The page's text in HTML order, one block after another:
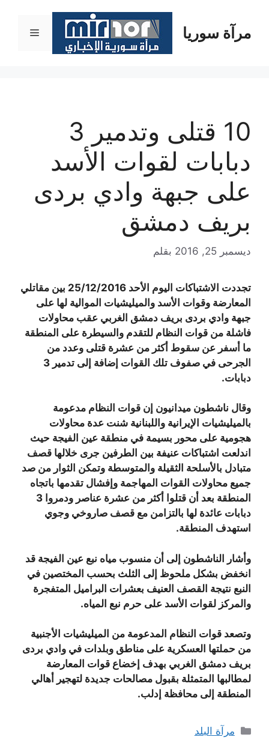
المحتوىمرآة سوريا القائمة
10 قتلى وتدمير 3
دبابات لقوات الأسد
على جبهة وادي بردى
بريف دمشق
ديسمبر 25, 2016 بقلم
تجددت الاشتباكات اليوم الأحد 25/12/2016 بين مقاتلي
المعارضة وقوات الأسد والميليشيات الموالية لها على
جبهة وادي بردى بريف دمشق الغربي عقب محاولات
فاشلة من قوات النظام للتقدم والسيطرة على المنطقة
ما أسفر عن سقوط أكثر من عشرة قتلى وعدد من
الجرحى في صفوف تلك القوات إضافة إلى تدمير 3
دبابات.
وقال ناشطون ميدانيون إن قوات النظام مدعومة
بالميليشيات الإيرانية واللبنانية شنت عدة محاولات
هجومية على محور بسيمة في منطقة عين الفيجة حيث
اندلعت اشتباكات عنيفة بين الطرفين جرى خلالها قصف
متبادل بالأسلحة الثقيلة والمتوسطة وتمكن الثوار من صد
جميع محاولات القوات المهاجمة وإفشال تقدمها باتجاه
المنطقة بعد أن قتلوا أكثر من عشرة عناصر ودمروا 3
دبابات عائدة لها بالتزامن مع قصف صاروخي وجوي
استهدف المنطقة.
وأشار الناشطون إلى أن منسوب مياه نبع عين الفيجة قد
انخفض بشكل ملحوظ إلى الثلث بحسب المختصين في
النبع نتيجة القصف العنيف بعشرات البراميل المتفجرة
والمركز لقوات الأسد على حرم نبع المياه.
وتصعد قوات النظام المدعومة من الميليشيات الأجنبية
من حملتها العسكرية على مناطق وبلدات في وادي بردى
بريف دمشق الغربي بهدف إخضاع قوات المعارضة
لمطالبها المتمثلة بقبول مصالحات جديدة لتهجير أهالي
المنطقة إلى محافظة إدلب.
التصنيفات
مرآة البلد